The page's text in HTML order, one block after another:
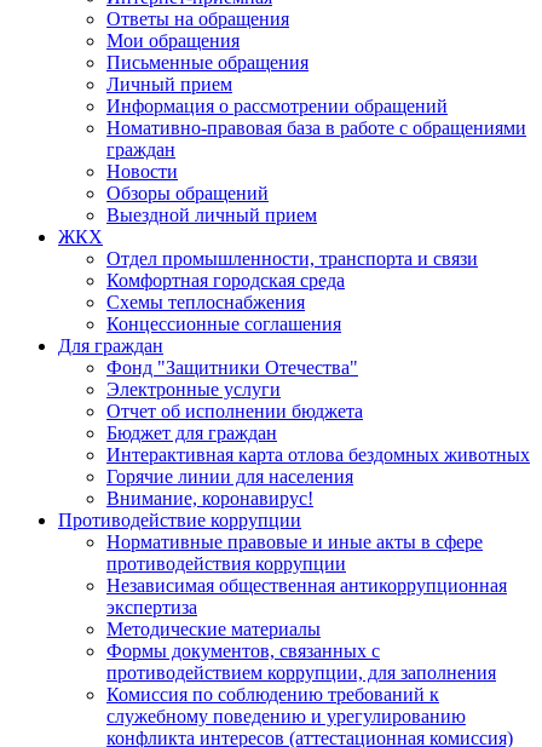
Ответы на обращения
Мои обращения
Письменные обращения
Личный прием
Информация о рассмотрении обращений
Номативно-правовая база в работе с обращениями
граждан
Новости
Обзоры обращений
Выездной личный прием
ЖКХ
Отдел промышленности, транспорта и связи
Комфортная городская среда
Схемы теплоснабжения
Концессионные соглашения
Для граждан
Фонд "Защитники Отечества"
Электронные услуги
Отчет об исполнении бюджета
Бюджет для граждан
Интерактивная карта отлова бездомных животных
Горячие линии для населения
Внимание, коронавирус!
Противодействие коррупции
Нормативные правовые и иные акты в сфере
противодействия коррупции
Независимая общественная антикоррупционная
экспертиза
Методические материалы
Формы документов, связанных с
противодействием коррупции, для заполнения
Комиссия по соблюдению требований к
служебному поведению и урегулированию
конфликта интересов (аттестационная комиссия)